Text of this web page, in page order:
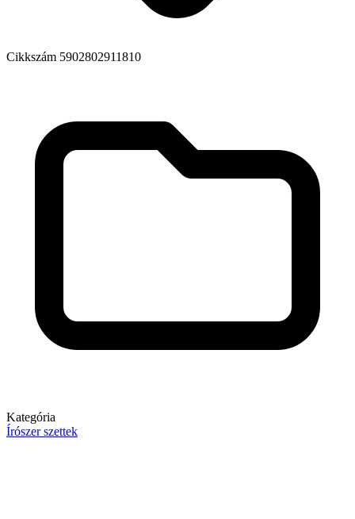
Cikkszám 5902802911810
Kategória
Írószer szettek